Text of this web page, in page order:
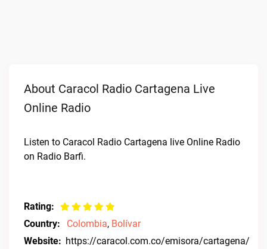
About Caracol Radio Cartagena Live
Online Radio
Listen to Caracol Radio Cartagena live Online Radio
on Radio Barfi.
Rating:
Country:
Colombia, Bolívar
Website: https://caracol.com.co/emisora/cartagena/